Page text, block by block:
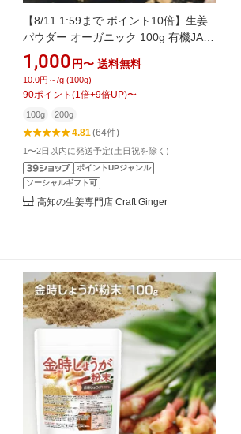
【8/11 1:59まで ポイント10倍】生姜
パウダー オーガニック 100g 有機JAS
認証 無添加 ジンジャーパウダー 有機
生姜 粉末 国内製造 生姜専門店 スパイ
ス
1,000 円〜 送料無料
10.0円～/g (100g)
90ポイント (1倍+9倍UP)〜
100g 200g
4.81(64件)
1〜2日以内に発送予定(土日祝を除く)
ポイントUPジャンル
ソーシャルギフト可
高知の生姜専門店 Craft Ginger